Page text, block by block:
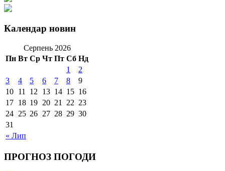
Календар новин
Серпень 2026
Пн Вт Ср Чт Пт Сб Нд
« Лип
1
2
3
4 5 6 7 8
9
10 11 12 13 14 15 16
17 18 19 20 21 22 23
24 25 26 27 28 29 30
31
ПРОГНОЗ ПОГОДИ